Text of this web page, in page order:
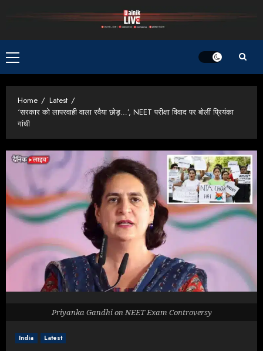
Primary
Menu
Home
Latest
‘सरकार को लापरवाही वाला रवैया छोड़…’, NEET परीक्षा विवाद पर बोलीं प्रियंका
गांधी
India Latest
Priyanka Gandhi on NEET Exam Controversy